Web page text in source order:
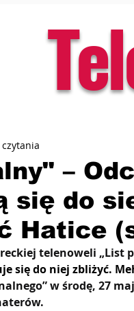
–
się do
Hatice
telenoweli „List
się do niej zbliżyć.
w środę, 27